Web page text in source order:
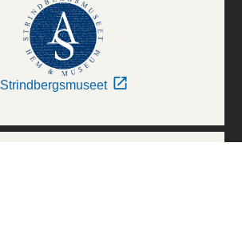
Strindbergsmuseet